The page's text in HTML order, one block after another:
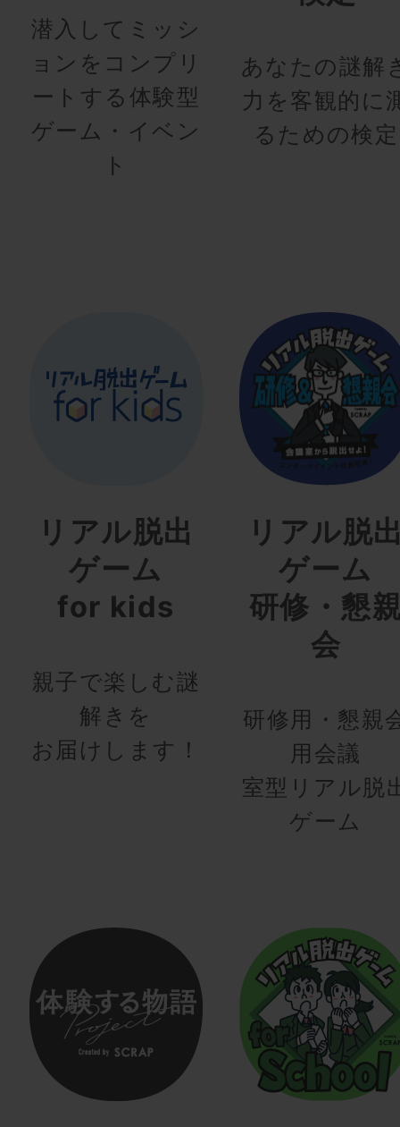
潜入してミッシ
ョンをコンプリ
ートする体験型
ゲーム・イベン
ト
あなたの謎解
力を客観的に
るための検定
リアル脱出
ゲーム
for kids
親子で楽しむ謎
解きを
お届けします！
リアル脱
ゲーム
研修・懇
会
研修用・懇親
用会議
室型リアル脱
ゲーム